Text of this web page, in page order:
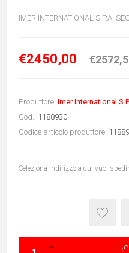
IMER INTERNATIONAL S.P.A.
€2450,00
Produttore: Imer International
Cod.: 1188930
Codice articolo produttore:
Seleziona indirizzo a cui vuoi